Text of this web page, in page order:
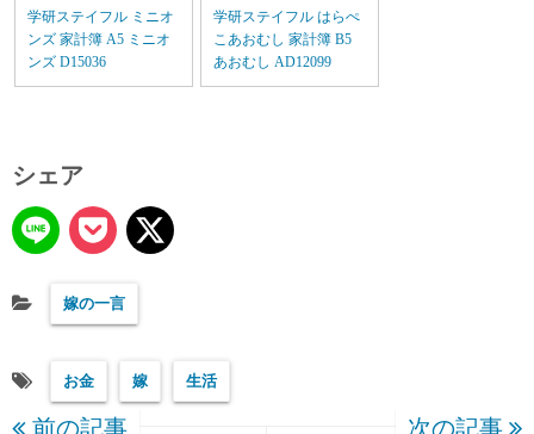
学研ステイフル ミニオ
ンズ 家計簿 A5 ミニオ
ンズ D15036
学研ステイフル はらぺ
こあおむし 家計簿 B5
あおむし AD12099
シェア
嫁の一言
お金 嫁 生活
前の記事 次の記事